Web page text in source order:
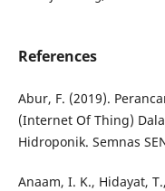
References
Abur, F. (2019).
(Internet Of Thing)
Hidroponik. Semnas
Anaam, I. K., Hidayat,